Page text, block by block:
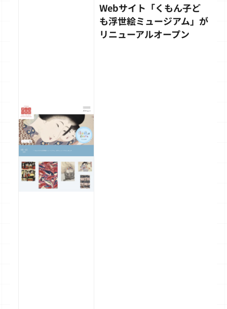
Webサイト「くもん子ど
も浮世絵ミュージアム」が
リニューアルオープン